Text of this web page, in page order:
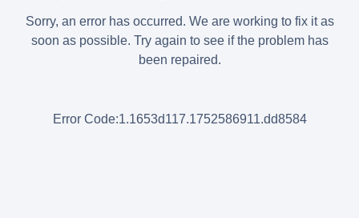
Sorry, an error has occurred. We are working to fix it as
soon as possible. Try again to see if the problem has
been repaired.
Error Code:1.1653d117.1752586911.dd8584